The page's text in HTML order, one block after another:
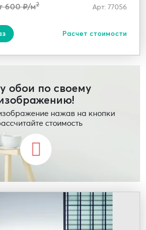
600 ₽/м2 Арт: 77056
Расчет стоимости
обои по своему
нажав на кнопки
стоимость